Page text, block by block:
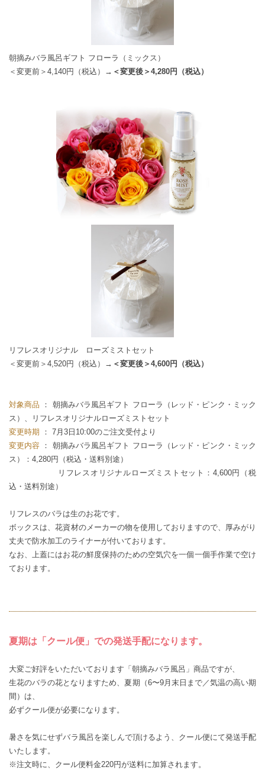
朝摘みバラ風呂ギフト フローラ（ミックス）
＜変更前＞4,140円（税込）
→＜変更後＞4,280円（税込）
リフレスオリジナル ローズミストセット
＜変更前＞4,520円（税込）
→＜変更後＞4,600円（税込）
対象商品
： 朝摘みバラ風呂ギフト フローラ（レッド・ピンク・ミック
ス）、リフレスオリジナルローズミストセット
変更時期
： 7月3日10:00のご注文受付より
変更内容
： 朝摘みバラ風呂ギフト フローラ（レッド・ピンク・ミック
ス）：4,280円（税込・送料別途）
リフレスオリジナルローズミストセット：4,600円（税
込・送料別途）
リフレスのバラは生のお花です。
ボックスは、花資材のメーカーの物を使用しておりますので、厚みがり
丈夫で防水加工のライナーが付いております。
なお、上蓋にはお花の鮮度保持のための空気穴を一個一個手作業で空け
ております。
夏期は「クール便」での発送手配になります。
大変ご好評をいただいております「朝摘みバラ風呂」商品ですが、
生花のバラの花となりますため、夏期（6〜9月末日まで／気温の高い期
間）は、
必ずクール便が必要になります。
暑さを気にせずバラ風呂を楽しんで頂けるよう、クール便にて発送手配
いたします。
※注文時に、クール便料金220円が送料に加算されます。